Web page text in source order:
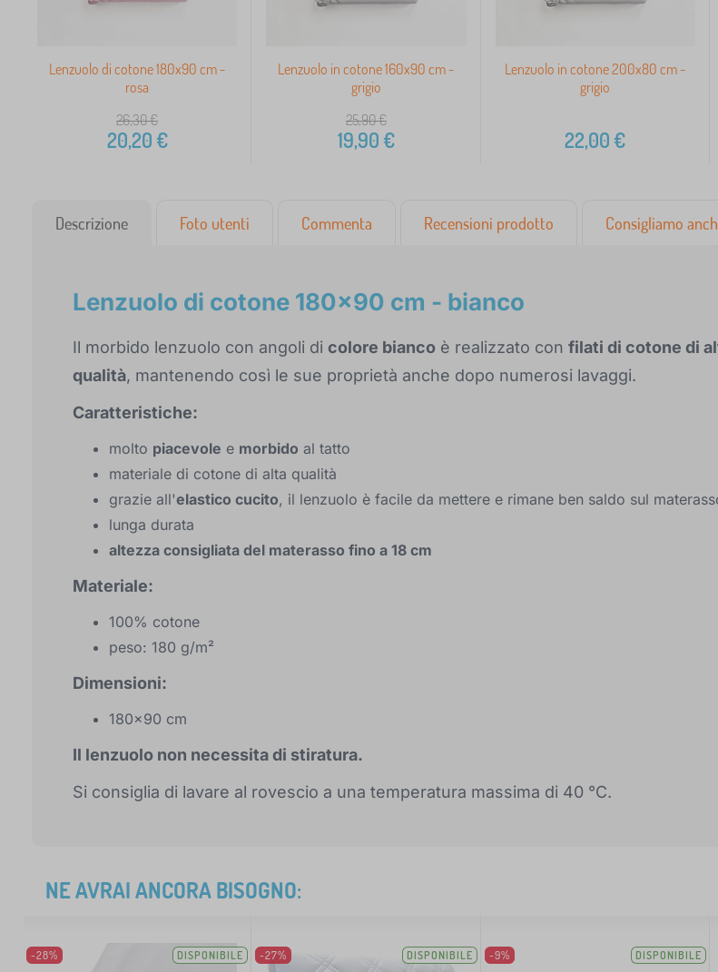
Lenzuolo di cotone 180x90 cm -
rosa
26,30€
20,20€
Lenzuolo in cotone 160x90 cm -
grigio
25,90€
19,90€
Lenzuolo in cotone 200x80 cm -
grigio
22,00€
Descrizione Foto utenti Commenta Recensioni prodotto Consigliamo
Lenzuolo di cotone 180x90 cm - bianco
Il morbido lenzuolo con angoli di colore bianco è realizzato con filati di cotone di
qualità, mantenendo così le sue proprietà anche dopo numerosi lavaggi.
Caratteristiche:
molto piacevole e morbido al tatto
materiale di cotone di alta qualità
grazie all'elastico cucito, il lenzuolo è facile da mettere e rimane ben saldo sul
lunga durata
altezza consigliata del materasso fino a 18 cm
Materiale:
100% cotone
peso: 180 g/m²
Dimensioni:
180x90 cm
Il lenzuolo non necessita di stiratura.
Si consiglia di lavare al rovescio a una temperatura massima di 40 °C.
NE AVRAI ANCORA BISOGNO:
-28% DISPONIBILE -27% DISPONIBILE -9% DISPONIBILE